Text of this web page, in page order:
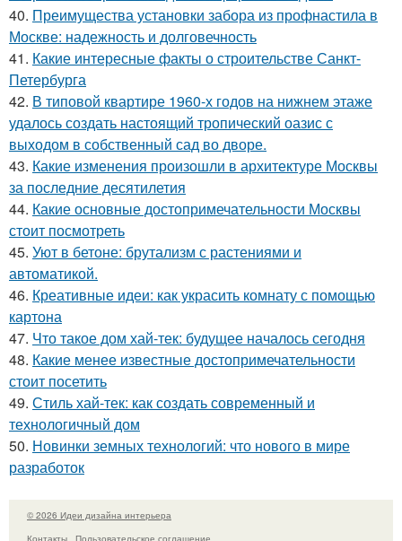
40. Преимущества установки забора из профнастила в
Москве: надежность и долговечность
41. Какие интересные факты о строительстве Санкт-
Петербурга
42. В типовой квартире 1960-х годов на нижнем этаже
удалось создать настоящий тропический оазис с
выходом в собственный сад во дворе.
43. Какие изменения произошли в архитектуре Москвы
за последние десятилетия
44. Какие основные достопримечательности Москвы
стоит посмотреть
45. Уют в бетоне: брутализм с растениями и
автоматикой.
46. Креативные идеи: как украсить комнату с помощью
картона
47. Что такое дом хай-тек: будущее началось сегодня
48. Какие менее известные достопримечательности
стоит посетить
49. Стиль хай-тек: как создать современный и
технологичный дом
50. Новинки земных технологий: что нового в мире
разработок
© 2026 Идеи дизайна интерьера
Контакты
Пользовательское соглашение